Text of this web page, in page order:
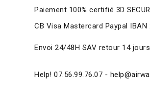
Paiement 100% certifié 3D
CB Visa Mastercard Paypal IBAN
Envoi 24/48H SAV retour 14 jours
Help! 07.56.99.76.07 -